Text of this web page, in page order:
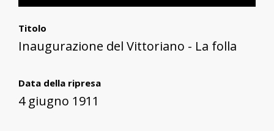
Titolo
Inaugurazione del Vittoriano - La folla
Data della ripresa
4 giugno 1911